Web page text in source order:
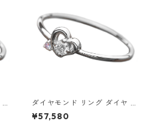
ダイヤモンド リング ダイヤ ア
イスブルーダイヤ 合計0.06ct
11号 プラチナ Pt950 ハートモ
¥57,580